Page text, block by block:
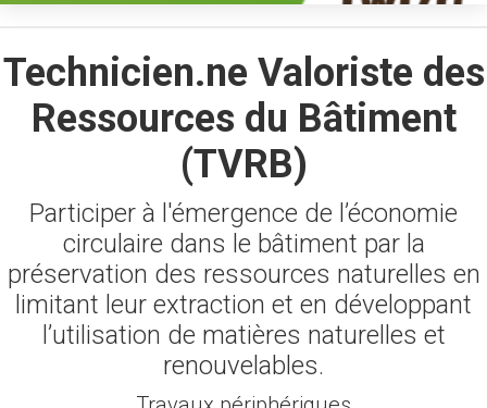
Technicien.ne Valoriste des
Ressources du Bâtiment
(TVRB)
Participer à l'émergence de l’économie
circulaire dans le bâtiment par la
préservation des ressources naturelles en
limitant leur extraction et en développant
l’utilisation de matières naturelles et
renouvelables.